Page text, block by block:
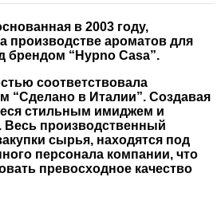
в 2003 году,
производстве ароматов для
брендом “Hypno Casa”.
соответствовала
“Сделано в Италии”. Создавая
стильным имиджем и
Весь производственный
сырья, находятся под
персонала компании, что
превосходное качество